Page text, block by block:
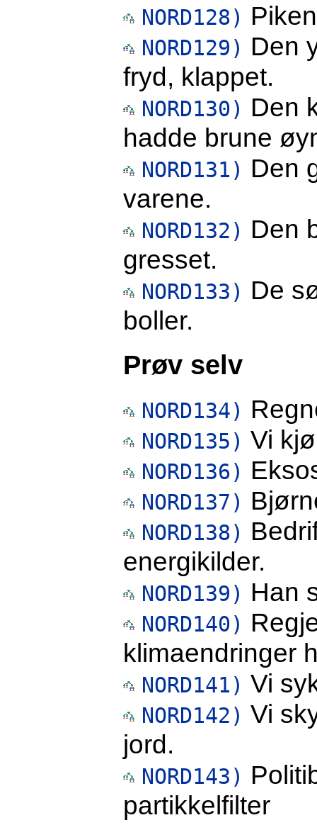
NORD128)
NORD129) Den
fryd, klappet.
NORD130) Den
hadde brune
NORD131) Den
varene.
NORD132) Den
gresset.
NORD133) De
boller.
Prøv selv
NORD134)
NORD135) Vi
NORD136)
NORD137)
NORD138)
energikilder.
NORD139) Han
NORD140)
klimaendringer
NORD141) Vi
NORD142) Vi
jord.
NORD143)
partikkelfilter